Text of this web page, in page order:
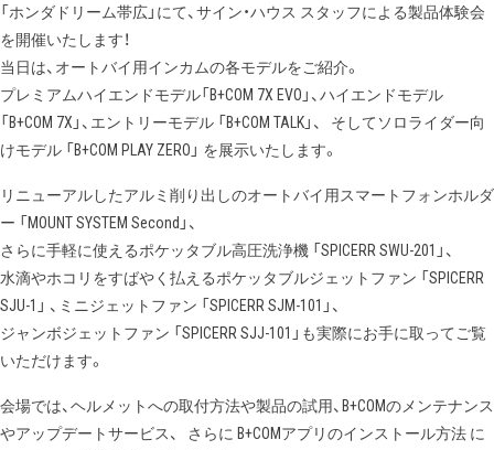
「ホンダドリーム帯広」にて、サイン・ハウス スタッフによる製品体験会
を開催いたします！
当日は、オートバイ用インカムの各モデルをご紹介。
プレミアムハイエンドモデル「B+COM 7X EVO」、ハイエンドモデル
「B+COM 7X」、エントリーモデル 「B+COM TALK」、 そしてソロライダー向
けモデル 「B+COM PLAY ZERO」 を展示いたします。
リニューアルしたアルミ削り出しのオートバイ用スマートフォンホルダ
ー 「MOUNT SYSTEM Second」、
さらに手軽に使えるポケッタブル高圧洗浄機 「SPICERR SWU-201」、
水滴やホコリをすばやく払えるポケッタブルジェットファン 「SPICERR
SJU-1」 、ミニジェットファン 「SPICERR SJM-101」、
ジャンボジェットファン 「SPICERR SJJ-101」も実際にお手に取ってご覧
いただけます。
会場では、ヘルメットへの取付方法や製品の試用、B+COMのメンテナンス
やアップデートサービス、 さらに B+COMアプリのインストール方法 に